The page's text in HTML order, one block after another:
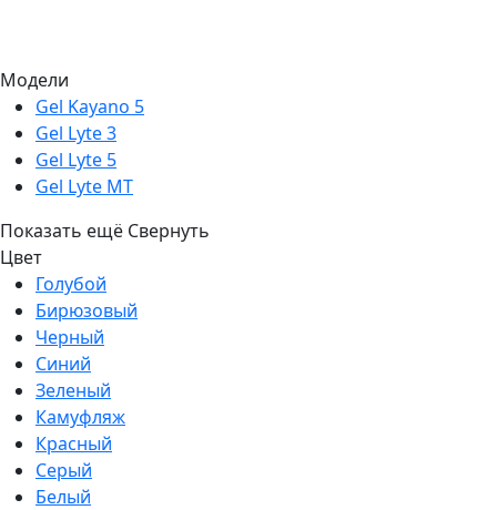
Модели
Gel Kayano 5
Gel Lyte 3
Gel Lyte 5
Gel Lyte MT
Показать ещё Свернуть
Цвет
Голубой
Бирюзовый
Черный
Синий
Зеленый
Камуфляж
Красный
Серый
Белый